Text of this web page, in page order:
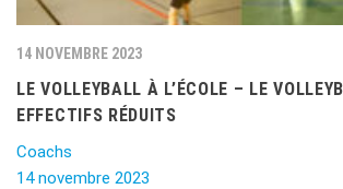
14 NOVEMBRE 2023
LE VOLLEYBALL À L’ÉCOLE – LE
EFFECTIFS RÉDUITS
Coachs
14 novembre 2023